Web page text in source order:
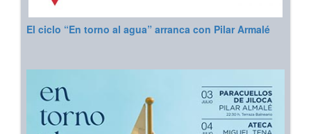
El ciclo “En torno al agua” arranca con Pilar Armalé